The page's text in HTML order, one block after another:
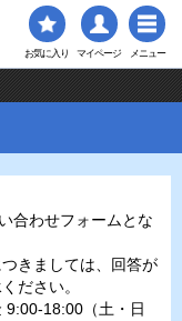
お気に入り マイページ メニュー
合わせフォームとな
きましては、回答が
ださい。
9:00-18:00（土・日